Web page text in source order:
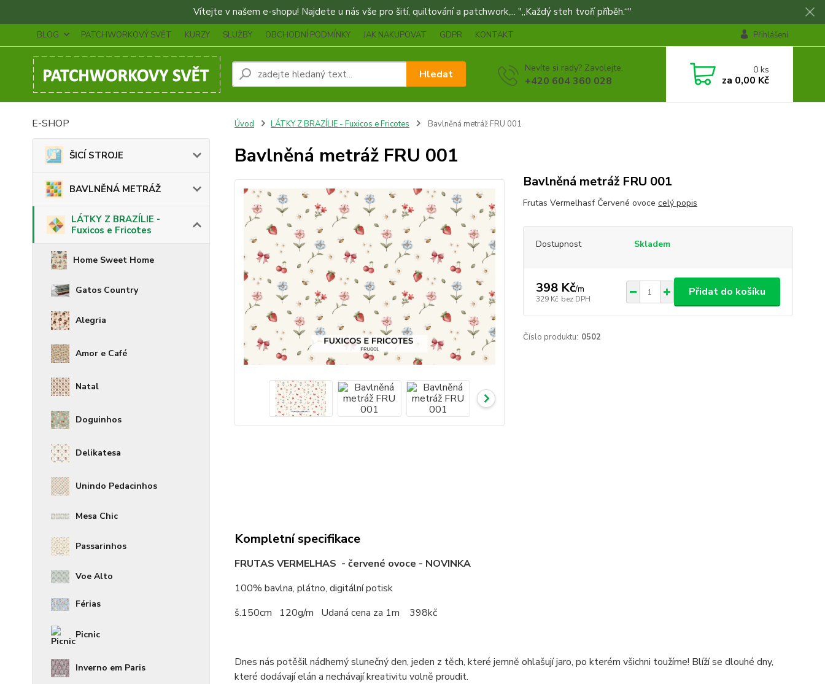
Vítejte v našem e-shopu! Najdete u nás vše pro šití, quiltování a patchwork,... "„Každý steh tvoří příběh.“"
BLOG PATCHWORKOVÝ SVĚT KURZY SLUŽBY OBCHODNÍ PODMÍNKY JAK NAKUPOVAT GDPR KONTAKT Přihlášení
Hledat Nevíte si rady? Zavolejte.
+420 604 360 028
0ks
za 0,00 Kč
E-SHOP
ŠICÍ STROJE
BAVLNĚNÁ METRÁŽ
LÁTKY Z BRAZÍLIE -
Fuxicos e Fricotes
Home Sweet Home
Gatos Country
Alegria
Amor e Café
Natal
Doguinhos
Delikatesa
Unindo Pedacinhos
Mesa Chic
Passarinhos
Voe Alto
Férias
Picnic
Inverno em Paris
Úvod LÁTKY Z BRAZÍLIE - Fuxicos e Fricotes Bavlněná metráž FRU 001
Bavlněná metráž FRU 001
Bavlněná metráž FRU 001
Frutas Vermelhasf Červené ovoce celý popis
Dostupnost Skladem
398 Kč/m
329 Kč bez DPH
Přidat do košíku
Číslo produktu: 0502
Kompletní specifikace
FRUTAS VERMELHAS - červené ovoce - NOVINKA
100% bavlna, plátno, digitální potisk
š.150cm 120g/m Udaná cena za 1m 398kč
Dnes nás potěšil nádherný slunečný den, jeden z těch, které jemně ohlašují jaro, po kterém všichni toužíme! Blíží se dlouhé dny,
které dodávají elán a nechávají kreativitu volně proudit.